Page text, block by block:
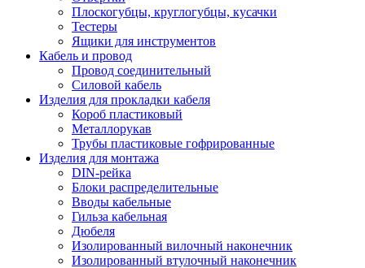
Плоскогубцы, круглогубцы, кусачки
Тестеры
Ящики для инструментов
Кабель и провод
Провод соединительный
Силовой кабель
Изделия для прокладки кабеля
Короб пластиковый
Металлорукав
Трубы пластиковые гофрированные
Изделия для монтажа
DIN-рейка
Блоки распределительные
Вводы кабельные
Гильза кабельная
Дюбеля
Изолированный вилочный наконечник
Изолированный втулочный наконечник